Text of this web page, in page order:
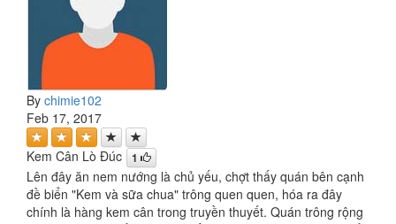
By chimie102
Feb 17, 2017
Kem Cân Lò Đúc 1
Lên đây ăn nem nướng là chủ yếu, chợt thấy quán bên cạnh
đề biển "Kem và sữa chua" trông quen quen, hóa ra đây
chính là hàng kem cân trong truyền thuyết. Quán trông rộng